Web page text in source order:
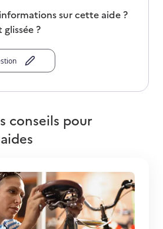
sur cette aide ?
glissée ?
conseils pour